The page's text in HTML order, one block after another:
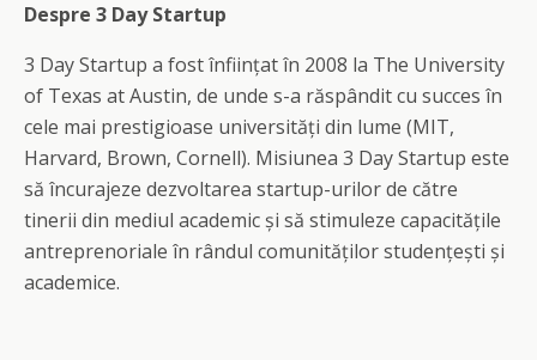
Despre 3 Day Startup
3 Day Startup a fost înființat în 2008 la The University
of Texas at Austin, de unde s-a răspândit cu succes în
cele mai prestigioase universități din lume (MIT,
Harvard, Brown, Cornell). Misiunea 3 Day Startup este
să încurajeze dezvoltarea startup-urilor de către
tinerii din mediul academic și să stimuleze capacitățile
antreprenoriale în rândul comunităților studențești și
academice.